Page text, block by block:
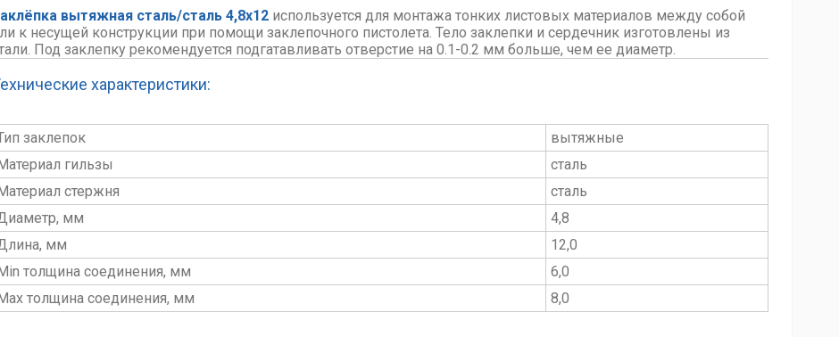
вытяжная сталь/сталь 4,8х12 используется для монтажа тонких листовых материалов между собой
к несущей конструкции при помощи заклепочного пистолета. Тело заклепки и сердечник изготовлены из
Под заклепку рекомендуется подгатавливать отверстие на 0.1-0.2 мм больше, чем ее диаметр.
характеристики:
заклепок
вытяжные
гильзы
сталь
стержня
сталь
мм
4,8
мм
12,0
толщина соединения, мм
6,0
толщина соединения, мм
8,0